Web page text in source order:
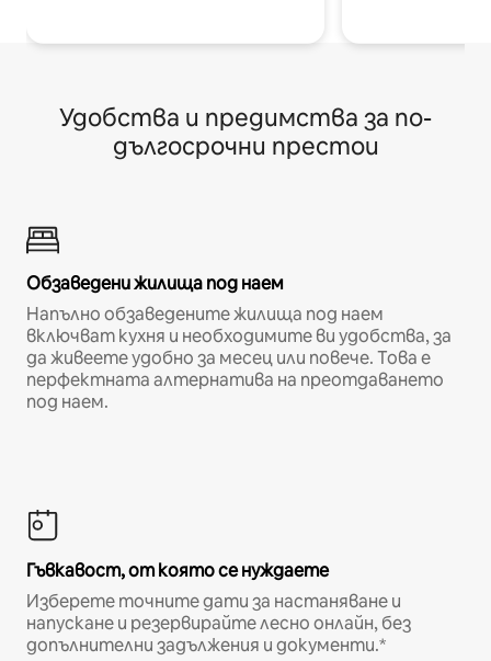
Удобства и предимства за по-
дългосрочни престои
Обзаведени жилища под наем
Напълно обзаведените жилища под наем
включват кухня и необходимите ви удобства, за
да живеете удобно за месец или повече. Това е
перфектната алтернатива на преотдаването
под наем.
Гъвкавост, от която се нуждаете
Изберете точните дати за настаняване и
напускане и резервирайте лесно онлайн, без
допълнителни задължения и документи.*